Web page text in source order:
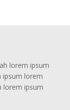
lorem ipsum
ipsum lorem
lorem ipsum